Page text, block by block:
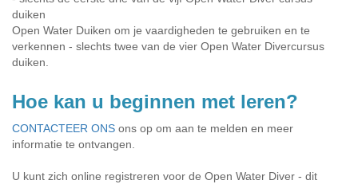
duiken
Open Water Duiken om je vaardigheden te gebruiken en te
verkennen - slechts twee van de vier Open Water Divercursus
duiken.
Hoe kan u beginnen met leren?
CONTACTEER ONS ons op om aan te melden en meer
informatie te ontvangen.
U kunt zich online registreren voor de Open Water Diver - dit